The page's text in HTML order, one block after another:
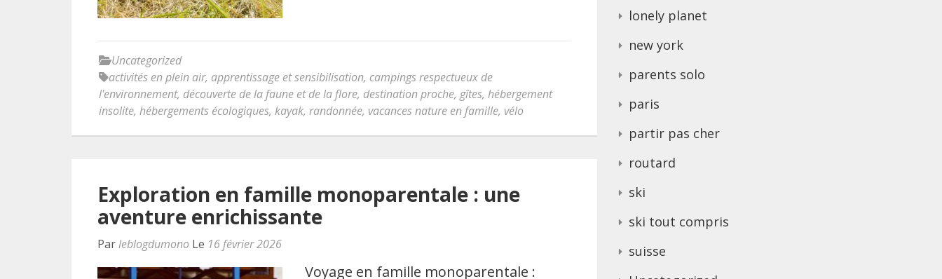
Uncategorized
activités en plein air, apprentissage et sensibilisation, campings respectueux de
l'environnement, découverte de la faune et de la flore, destination proche, gîtes, hébergement
insolite, hébergements écologiques, kayak, randonnée, vacances nature en famille, vélo
Exploration en famille monoparentale : une
aventure enrichissante
Parleblogdumono Le 16 février 2026
Voyage en famille monoparentale :
lonely planet
new york
parents solo
paris
partir pas cher
routard
ski
ski tout compris
suisse